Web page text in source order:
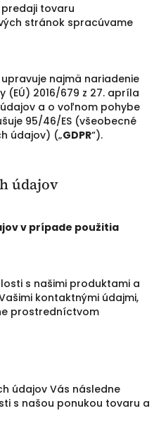
tovaru
stránok spracúvame
najmä nariadenie
(EÚ) 2016/679 z 27. apríla
a o voľnom pohybe
95/46/ES (všeobecné
údajov) („GDPR“).
údajov
v prípade použitia
s našimi produktami a
kontaktnými údajmi,
prostredníctvom
údajov Vás následne
s našou ponukou tovaru a